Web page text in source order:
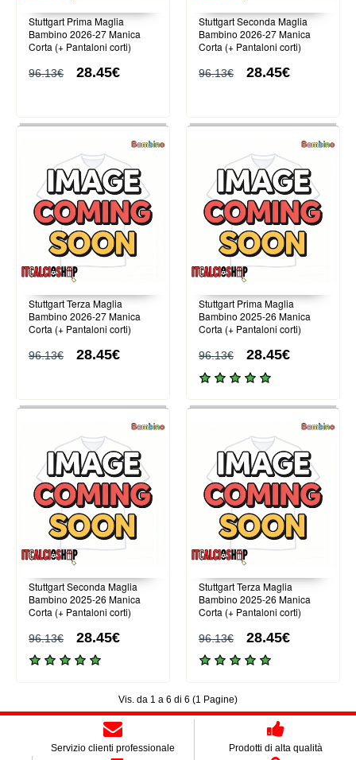
Stuttgart Prima Maglia
Bambino 2026-27 Manica
Corta (+ Pantaloni corti)
96.13€ 28.45€
Stuttgart Seconda Maglia
Bambino 2026-27 Manica
Corta (+ Pantaloni corti)
96.13€ 28.45€
Stuttgart Terza Maglia
Bambino 2026-27 Manica
Corta (+ Pantaloni corti)
96.13€ 28.45€
Stuttgart Prima Maglia
Bambino 2025-26 Manica
Corta (+ Pantaloni corti)
96.13€ 28.45€
Stuttgart Seconda Maglia
Bambino 2025-26 Manica
Corta (+ Pantaloni corti)
96.13€ 28.45€
Stuttgart Terza Maglia
Bambino 2025-26 Manica
Corta (+ Pantaloni corti)
96.13€ 28.45€
Vis. da 1 a 6 di 6 (1 Pagine)
Servizio clienti professionale Prodotti di alta qualità